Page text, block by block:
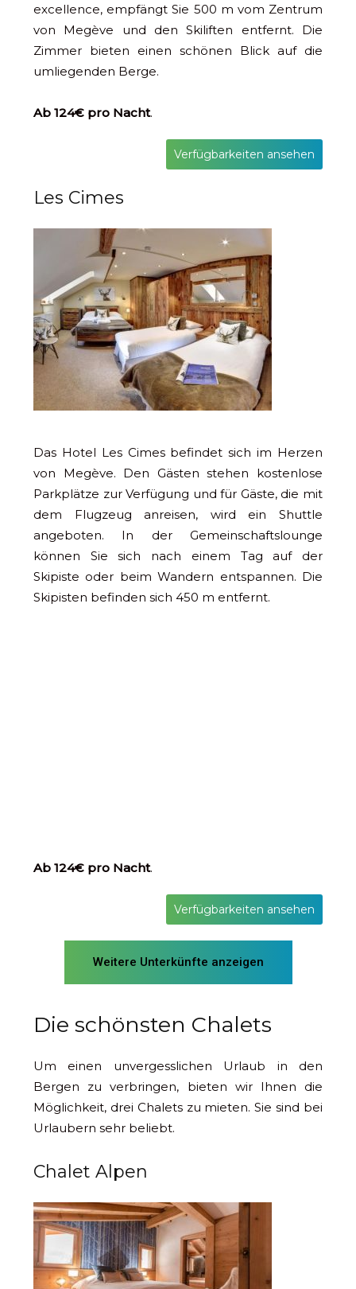
excellence, empfängt Sie 500 m vom Zentrum
von Megève und den Skiliften entfernt. Die
Zimmer bieten einen schönen Blick auf die
umliegenden Berge.
Ab 124€ pro Nacht.
Verfügbarkeiten ansehen
Les Cimes
Das Hotel Les Cimes befindet sich im Herzen
von Megève. Den Gästen stehen kostenlose
Parkplätze zur Verfügung und für Gäste, die mit
dem Flugzeug anreisen, wird ein Shuttle
angeboten. In der Gemeinschaftslounge
können Sie sich nach einem Tag auf der
Skipiste oder beim Wandern entspannen. Die
Skipisten befinden sich 450 m entfernt.
Ab 124€ pro Nacht.
Verfügbarkeiten ansehen
Weitere Unterkünfte anzeigen
Die schönsten Chalets
Um einen unvergesslichen Urlaub in den
Bergen zu verbringen, bieten wir Ihnen die
Möglichkeit, drei Chalets zu mieten. Sie sind bei
Urlaubern sehr beliebt.
Chalet Alpen